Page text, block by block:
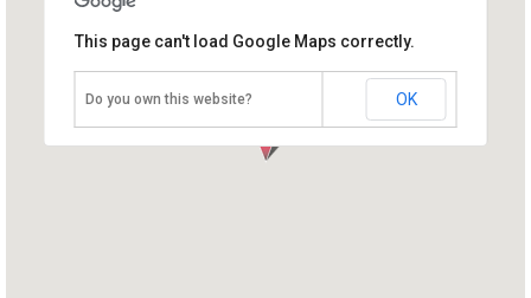
Остров Обезьян
This page can't load Google Maps correctly.
Do you own this website? OK